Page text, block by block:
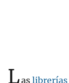
Laslibrerías